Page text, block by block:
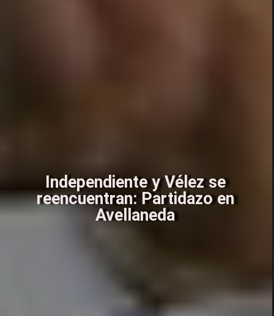
Independiente y Vélez se
reencuentran: Partidazo en
Avellaneda